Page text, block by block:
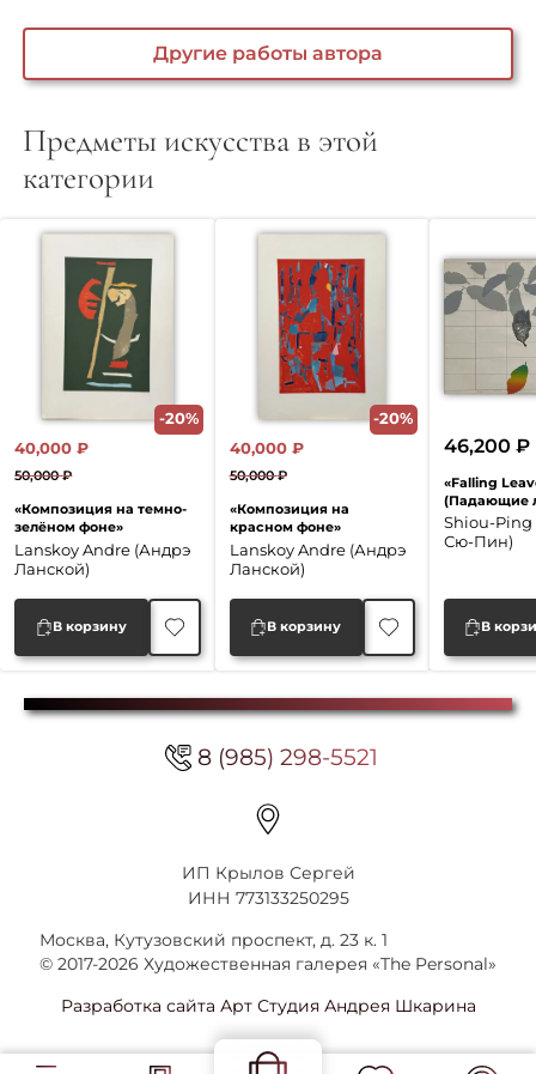
Другие работы автора
Предметы искусства в этой
категории
-20%
«Композиция на темно-
зелёном фоне»
Lanskoy Andre (Андрэ
Ланской)
50,000₽
цена
составляла
50,000 ₽.
40,000₽
цена:
40,000 ₽.
В корзину
-20%
«Композиция на
красном фоне»
Lanskoy Andre (Андрэ
Ланской)
50,000₽
цена
составляла
50,000 ₽.
40,000 ₽
цена:
40,000 ₽.
В корзину
«Falling
(Падающие
Shiou-Ping
Сю-Пин)
46,200 ₽
В
8 (985) 298-5521
ИП Крылов Сергей
ИНН 773133250295
Москва, Кутузовский проспект, д. 23 к. 1
© 2017-2026 Художественная галерея «The Personal»
Разработка сайта Арт Студия Андрея Шкарина